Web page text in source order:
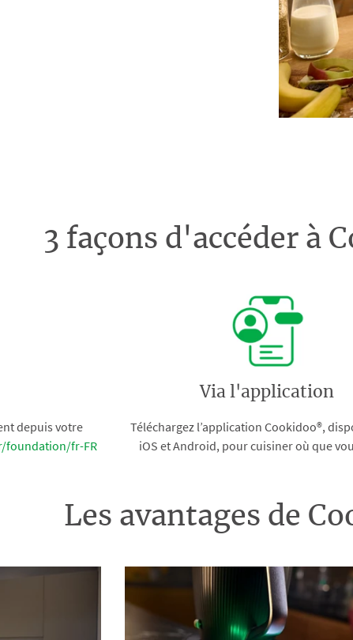
3 façons d'accéder à
depuis votre
foundation/fr-FR
Via l'application
Téléchargez l’application Cookidoo®,
iOS et Android, pour cuisiner où que
Les avantages de